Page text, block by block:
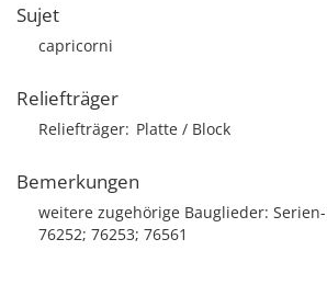
Sujet
capricorni
Reliefträger
Reliefträger Platte / Block
Bemerkungen
weitere zugehörige Bauglieder:
76252; 76253; 76561